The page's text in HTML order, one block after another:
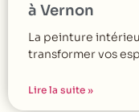
à Vernon
La peinture
transformer vos
Lire la suite »